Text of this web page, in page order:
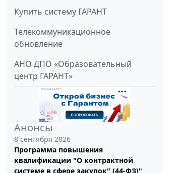
Купить систему ГАРАНТ
Телекоммуникационное
обновление
АНО ДПО «Образовательный
центр ГАРАНТ»
Анонсы
8 сентября 2026
Программа повышения
квалификации "О контрактной
системе в сфере закупок" (44-ФЗ)"